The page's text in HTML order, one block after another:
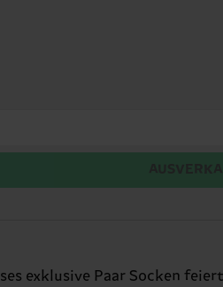
exklusive Paar Socken